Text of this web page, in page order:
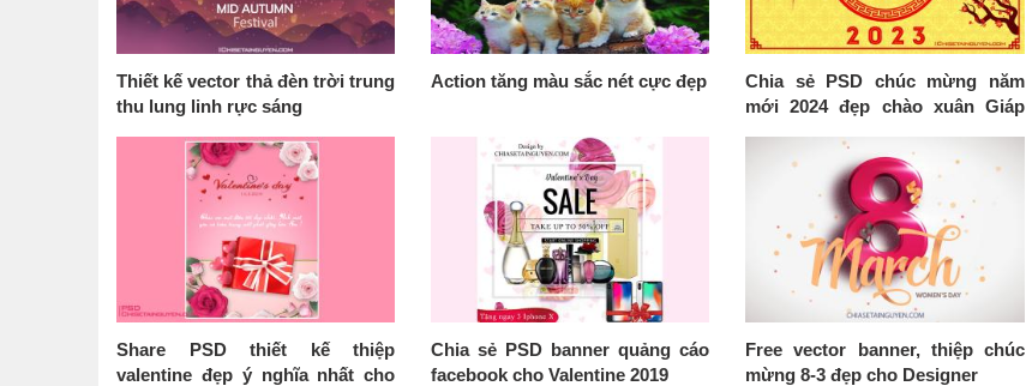
Thiết kế vector thả đèn trời trung
thu lung linh rực sáng
Action tăng màu sắc nét cực đẹp
Chia sẻ PSD chúc mừng năm
mới 2024 đẹp chào xuân Giáp
Share PSD thiết kế thiệp
valentine đẹp ý nghĩa nhất cho
Chia sẻ PSD banner quảng cáo
facebook cho Valentine 2019
Free vector banner, thiệp chúc
mừng 8-3 đẹp cho Designer